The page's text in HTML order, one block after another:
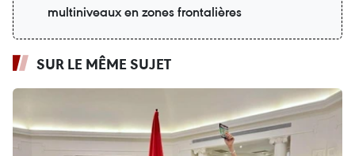
multiniveaux en zones frontalières
SUR LE MÊME SUJET